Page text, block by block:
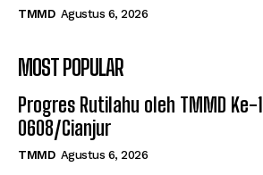
TMMD Agustus 6, 2026
MOST POPULAR
Progres Rutilahu oleh TMMD Ke-
0608/Cianjur
TMMD Agustus 6, 2026